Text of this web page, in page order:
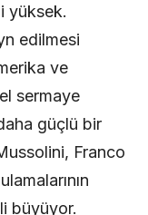
yüksek.
edilmesi
ve
sermaye
güçlü bir
Franco
büyüyor.